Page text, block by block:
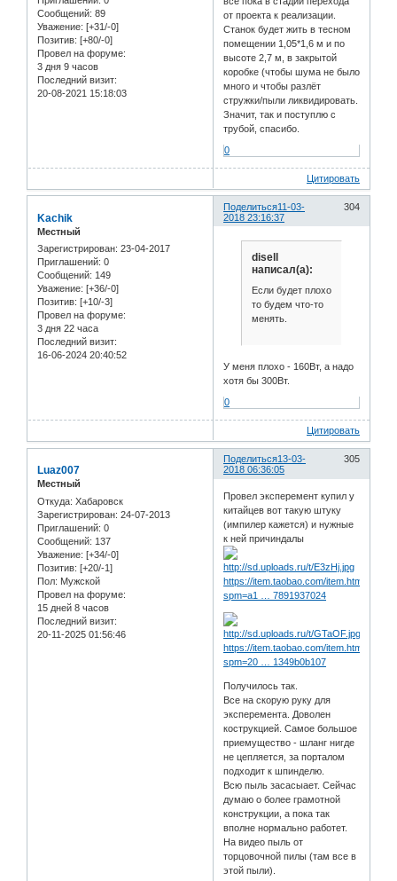
Сообщений: 89
Уважение: [+31/-0]
Позитив: [+80/-0]
Провел на форуме:
3 дня 9 часов
Последний визит:
20-08-2021 15:18:03
от проекта к реализации.
Станок будет жить в тесном
помещении 1,05*1,6 м и по
высоте 2,7 м, в закрытой
коробке (чтобы шума не было
много и чтобы разлёт
стружки/пыли ликвидировать.
Значит, так и поступлю с
трубой, спасибо.
0
Цитировать
Поделиться 304
11-03-
2018 23:16:37
Kachik
Местный
Зарегистрирован: 23-04-2017
Приглашений: 0
Сообщений: 149
Уважение: [+36/-0]
Позитив: [+10/-3]
Провел на форуме:
3 дня 22 часа
Последний визит:
16-06-2024 20:40:52
disell
написал(а):
Если будет плохо
то будем что-то
менять.
У меня плохо - 160Вт, а надо
хотя бы 300Вт.
0
Цитировать
Поделиться 305
13-03-
2018 06:36:05
Luaz007
Местный
Откуда: Хабаровск
Зарегистрирован: 24-07-2013
Приглашений: 0
Сообщений: 137
Уважение: [+34/-0]
Позитив: [+20/-1]
Пол: Мужской
Провел на форуме:
15 дней 8 часов
Последний визит:
20-11-2025 01:56:46
Провел эксперемент купил у
китайцев вот такую штуку
(импилер кажется) и нужные
к ней причиндалы
https://item.taobao.com/item.htm?
spm=a1 … 7891937024
https://item.taobao.com/item.htm?
spm=20 … 1349b0b107
Получилось так.
Все на скорую руку для
эксперемента. Доволен
кострукцией. Самое большое
приемущество - шланг нигде
не цепляется, за порталом
подходит к шпинделю.
Всю пыль засасыает. Сейчас
думаю о более грамотной
конструкции, а пока так
вполне нормально работет.
На видео пыль от
торцовочной пилы (там все в
этой пыли).